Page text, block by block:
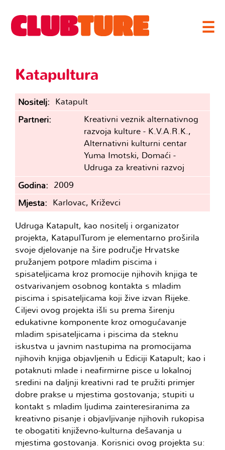
☰
Katapultura
Nositelj
Katapult
Partneri
Kreativni veznik alternativnog
razvoja kulture - K.V.A.R.K.,
Alternativni kulturni centar
Yuma Imotski, Domaći -
Udruga za kreativni razvoj
Godina
2009
Mjesta
Karlovac, Križevci
Udruga Katapult, kao nositelj i organizator
projekta, KatapulTurom je elementarno proširila
svoje djelovanje na šire područje Hrvatske
pružanjem potpore mladim piscima i
spisateljicama kroz promocije njihovih knjiga te
ostvarivanjem osobnog kontakta s mladim
piscima i spisateljicama koji žive izvan Rijeke.
Ciljevi ovog projekta išli su prema širenju
edukativne komponente kroz omogućavanje
mladim spisateljicama i piscima da steknu
iskustva u javnim nastupima na promocijama
njihovih knjiga objavljenih u Ediciji Katapult; kao i
potaknuti mlade i neafirmirne pisce u lokalnoj
sredini na daljnji kreativni rad te pružiti primjer
dobre prakse u mjestima gostovanja; stupiti u
kontakt s mladim ljudima zainteresiranima za
kreativno pisanje i objavljivanje njihovih rukopisa
te obogatiti književno-kulturna dešavanja u
mjestima gostovanja. Korisnici ovog projekta su: